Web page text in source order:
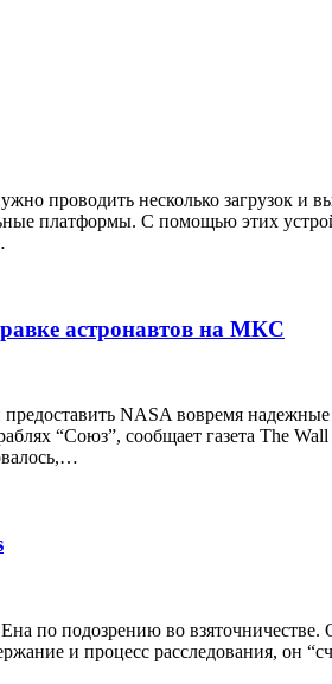
проводить несколько загрузок и
платформы. С помощью этих
астронавтов на МКС
NASA вовремя
“Союз”, сообщает газета The
по подозрению во взяточничестве.
и процесс расследования, он